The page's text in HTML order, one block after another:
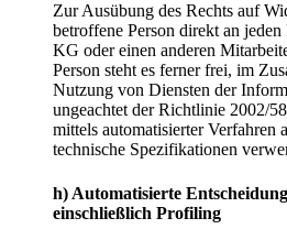
Zur Ausübung des Rechts auf
betroffene Person direkt an
KG oder einen anderen
Person steht es ferner frei, im
Nutzung von Diensten der
ungeachtet der Richtlinie 2002/
mittels automatisierter Verfahren
technische Spezifikationen
h) Automatisierte
einschließlich Profiling